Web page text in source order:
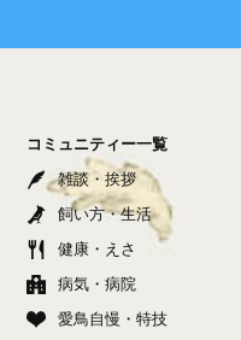
コミュニティー一覧
雑談・挨拶
飼い方・生活
健康・えさ
病気・病院
愛鳥自慢・特技